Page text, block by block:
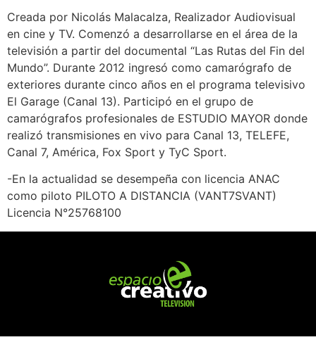
Creada por Nicolás Malacalza, Realizador Audiovisual
en cine y TV. Comenzó a desarrollarse en el área de la
televisión a partir del documental “Las Rutas del Fin del
Mundo”. Durante 2012 ingresó como camarógrafo de
exteriores durante cinco años en el programa televisivo
El Garage (Canal 13). Participó en el grupo de
camarógrafos profesionales de ESTUDIO MAYOR donde
realizó transmisiones en vivo para Canal 13, TELEFE,
Canal 7, América, Fox Sport y TyC Sport.
-En la actualidad se desempeña con licencia ANAC
como piloto PILOTO A DISTANCIA (VANT7SVANT)
Licencia N°25768100